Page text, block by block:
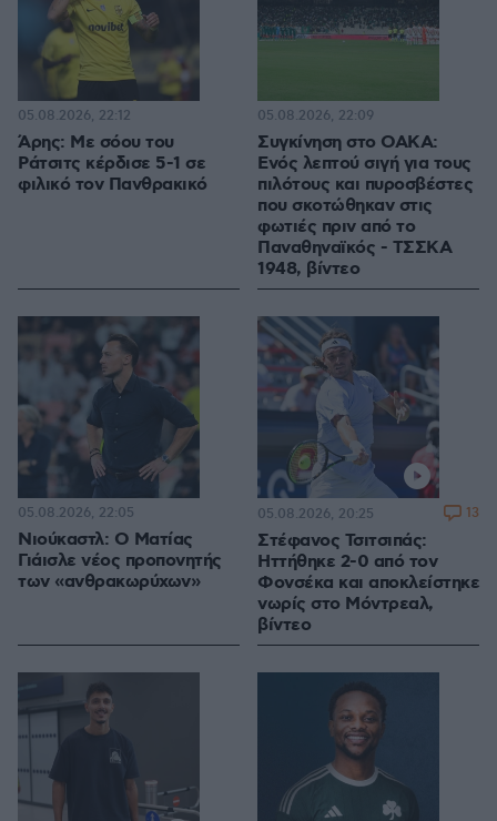
Άρης: Με σόου του
Ράτσιτς κέρδισε 5-1 σε
φιλικό τον Πανθρακικό
05.08.2026, 22:12
Συγκίνηση στο ΟΑΚΑ:
Ενός λεπτού σιγή για τους
πιλότους και πυροσβέστες
που σκοτώθηκαν στις
φωτιές πριν από το
Παναθηναϊκός - ΤΣΣΚΑ
1948, βίντεο
05.08.2026, 22:09
Νιούκαστλ: Ο Ματίας
Γιάισλε νέος προπονητής
των «ανθρακωρύχων»
05.08.2026, 22:05
Στέφανος Τσιτσιπάς:
Ηττήθηκε 2-0 από τον
Φονσέκα και αποκλείστηκε
νωρίς στο Μόντρεαλ,
βίντεο
05.08.2026, 20:25 13